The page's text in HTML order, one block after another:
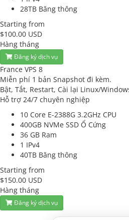
28TB Băng thông
Starting from
$100.00 USD
Hàng tháng
Đăng ký dịch vụ
France VPS 8
Miễn phí 1 bản Snapshot đi kèm.
Bật, Tắt, Restart, Cài lại Linux/
Hỗ trợ 24/7 chuyên nghiệp
10 Core E-2388G 3.2GHz CPU
400GB NVMe SSD Ổ Cứng
36 GB Ram
1 IPv4
40TB Băng thông
Starting from
$150.00 USD
Hàng tháng
Đăng ký dịch vụ